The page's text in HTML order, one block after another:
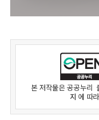
본 저작물은공공누리
지 에 따